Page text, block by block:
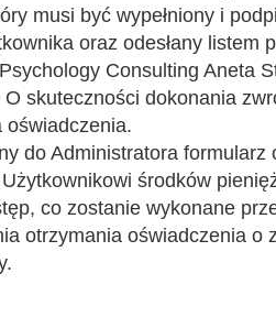
musi być wypełniony i
oraz odesłany listem
Consulting Aneta
skuteczności dokonania
oświadczenia.
do Administratora formularz
środków
co zostanie wykonane
otrzymania oświadczenia o